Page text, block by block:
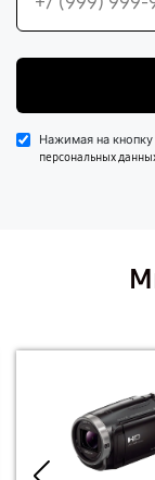
Нажимая на
персональных